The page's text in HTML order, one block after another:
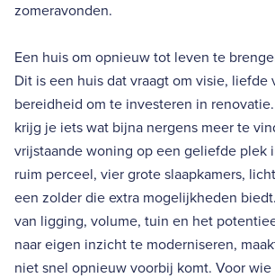
zomeravonden.
Een huis om opnieuw tot leven te
Dit is een huis dat vraagt om visie, liefde
bereidheid om te investeren in
krijg je iets wat bijna nergens meer te
vrijstaande woning op een geliefde plek
ruim perceel, vier grote slaapkamers,
een zolder die extra mogelijkheden
van ligging, volume, tuin en het
naar eigen inzicht te moderniseren,
niet snel opnieuw voorbij komt. Voor